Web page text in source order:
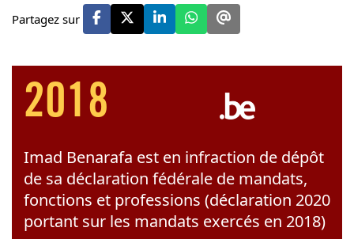
Partagez sur
2018
Imad Benarafa est en infraction de dépôt
de sa déclaration fédérale de mandats,
fonctions et professions (déclaration 2020
portant sur les mandats exercés en 2018)